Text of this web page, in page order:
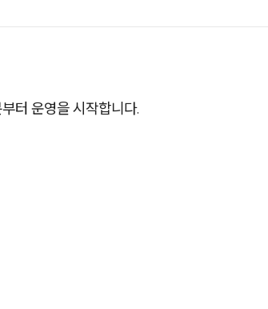
터 운영을 시작합니다.